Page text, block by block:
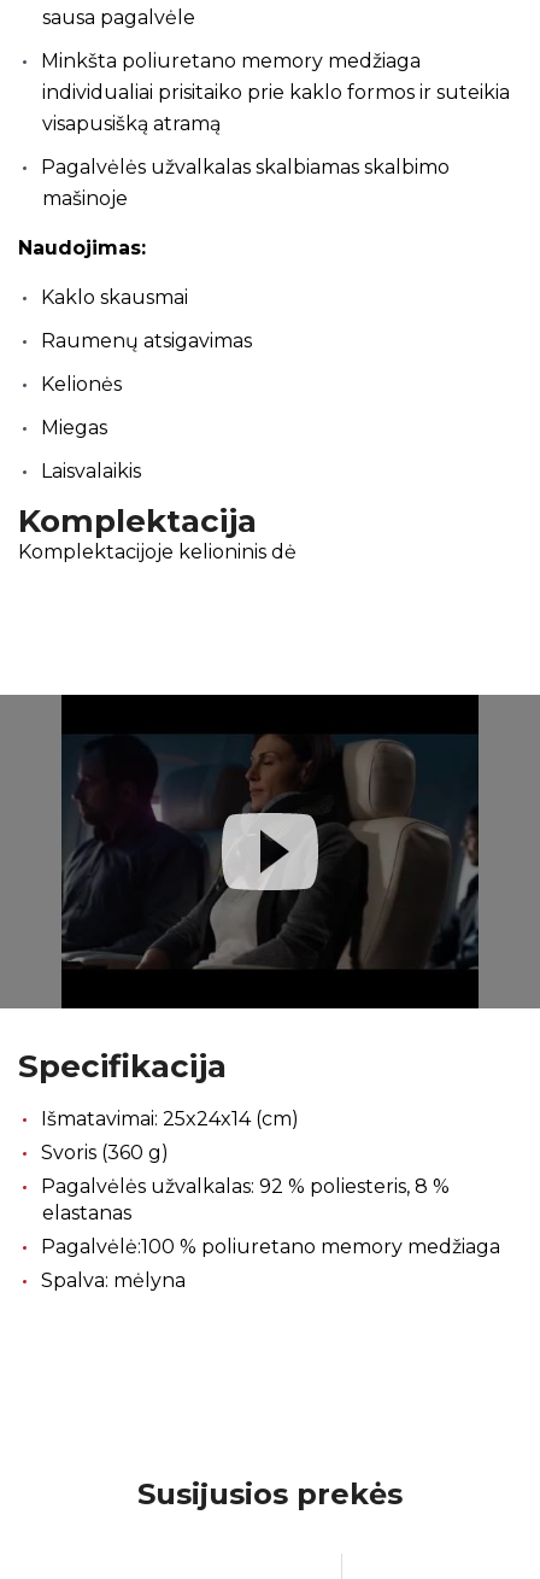
sausa pagalvėle
Minkšta poliuretano memory medžiaga
individualiai prisitaiko prie kaklo formos ir suteikia
visapusišką atramą
Pagalvėlės užvalkalas skalbiamas skalbimo
mašinoje
Naudojimas:
Kaklo skausmai
Raumenų atsigavimas
Kelionės
Miegas
Laisvalaikis
Komplektacija
Komplektacijoje kelioninis dė
Specifikacija
Išmatavimai: 25x24x14 (cm)
Svoris (360 g)
Pagalvėlės užvalkalas: 92 % poliesteris, 8 %
elastanas
Pagalvėlė:100 % poliuretano memory medžiaga
Spalva: mėlyna
Susijusios prekės